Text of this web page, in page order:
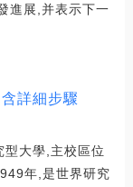
進展,并表示下一
詳細步驟
型大學,主校區位
年,是世界研究